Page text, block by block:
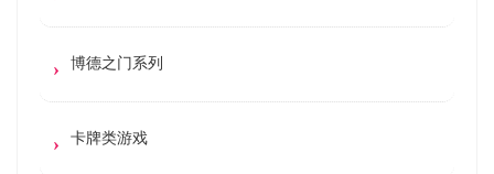
博德之门系列
卡牌类游戏